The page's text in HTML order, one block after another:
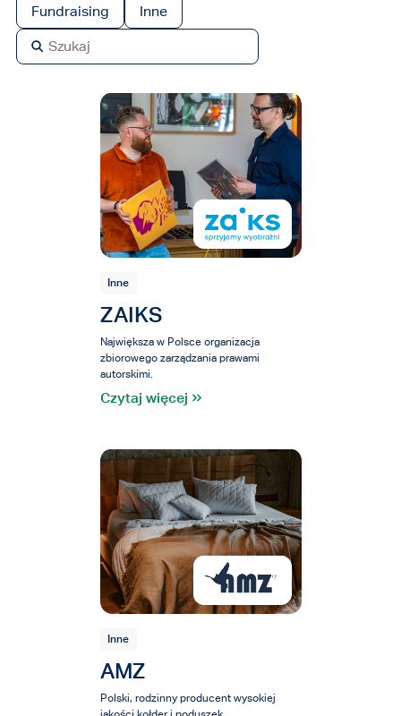
Fundraising Inne
Inne
ZAIKS
Największa w Polsce organizacja
zbiorowego zarządzania prawami
autorskimi.
Czytaj więcej
Inne
AMZ
Polski, rodzinny producent wysokiej